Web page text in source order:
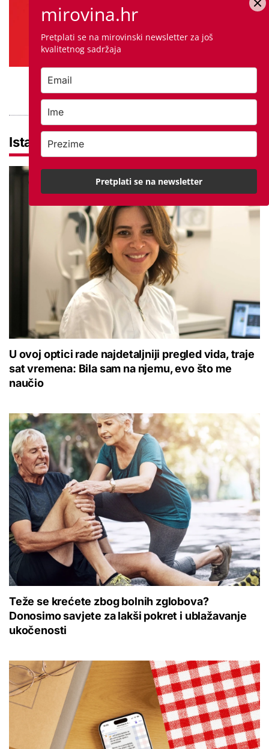
Istaknuto
U ovoj optici rade najdetaljniji pregled vida, traje
sat vremena: Bila sam na njemu, evo što me
naučio
Teže se krećete zbog bolnih zglobova?
Donosimo savjete za lakši pokret i ublažavanje
ukočenosti
mirovina.hr
Pretplati se na mirovinski newsletter za još
kvalitetnog sadržaja
Pretplati se na newsletter